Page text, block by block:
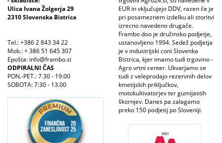
Ulica Ivana Žolgerja 29
2310 Slovenska Bistrica
Tel.: +386 2 843 34 22
Mob.: + 386 51 645 307
Epošta: info@frambo.si
ODPIRALNI ČAS
PON.-PET.: 7.30 - 19:00
SOBOTA: 7:30 - 13.00
EUR in vključujejo DDV, razen če je
pri posameznem izdelku ali storitvi
izrecno navedeno drugače.
Frambo doo je družinsko podjetje,
ustanovljeno 1994. Sedež podjetja
je v industrijski coni Slovenka
Bistrica, kjer imamo tudi trgovino -
Agro vrtni center. Ukvarjamo se
tudi z veleprodajo rezervnih delov
kmetijskih priključkov,
motokultivatorjev ter gumijastih
škornjev. Danes pa zalagamo
preko 150 podjetij po Sloveniji.